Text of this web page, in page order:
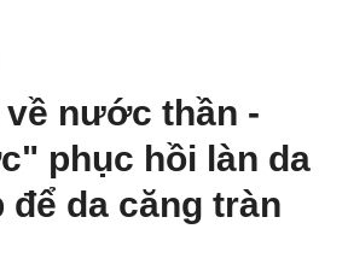
nước thần -
phục hồi làn da
để da căng tràn